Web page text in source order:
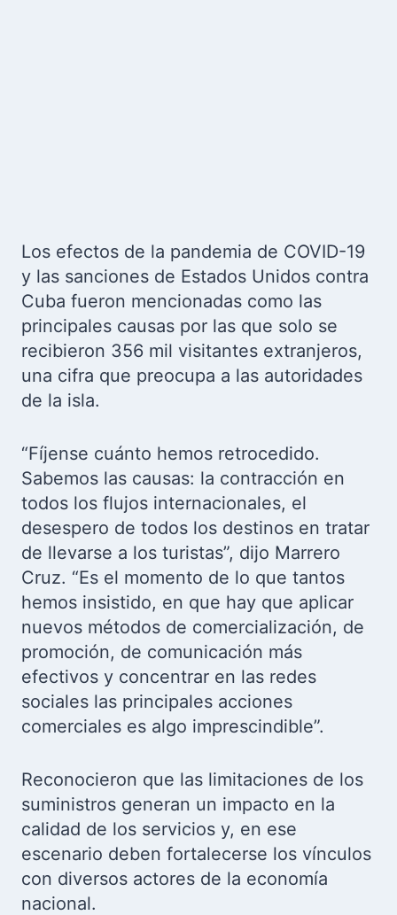
Los efectos de la pandemia de COVID-19
y las sanciones de Estados Unidos contra
Cuba fueron mencionadas como las
principales causas por las que solo se
recibieron 356 mil visitantes extranjeros,
una cifra que preocupa a las autoridades
de la isla.
“Fíjense cuánto hemos retrocedido.
Sabemos las causas: la contracción en
todos los flujos internacionales, el
desespero de todos los destinos en tratar
de llevarse a los turistas”, dijo Marrero
Cruz. “Es el momento de lo que tantos
hemos insistido, en que hay que aplicar
nuevos métodos de comercialización, de
promoción, de comunicación más
efectivos y concentrar en las redes
sociales las principales acciones
comerciales es algo imprescindible”.
Reconocieron que las limitaciones de los
suministros generan un impacto en la
calidad de los servicios y, en ese
escenario deben fortalecerse los vínculos
con diversos actores de la economía
nacional.